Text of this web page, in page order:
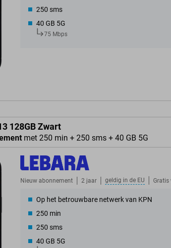
250 sms
40 GB 5G
75 Mbps
128GB Zwart
met 250 min + 250 sms + 40 GB 5G
Nieuw abonnement 2 jaar geldig in de EU Gratis
Op het betrouwbare netwerk van KPN
250 min
250 sms
40 GB 5G